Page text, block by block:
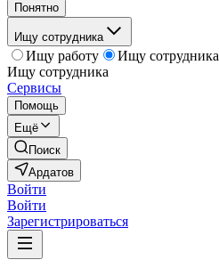
Понятно
Ищу сотрудника
Ищу работу
Ищу сотрудника
Ищу сотрудника
Сервисы
Помощь
Ещё
Поиск
Ардатов
Войти
Войти
Зарегистрироваться